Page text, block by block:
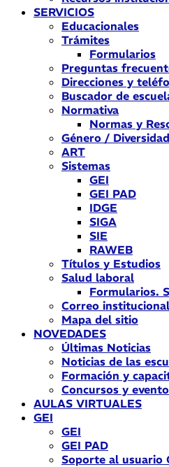
SERVICIOS
Educacionales
Trámites
Formularios
Preguntas
Direcciones y
Buscador de
Normativa
Normas y
Género / Diversidad
ART
Sistemas
GEI
GEI PAD
IDGE
SIGA
SIE
RAWEB
Títulos y Estudios
Salud laboral
Formularios.
Correo institucional
Mapa del sitio
NOVEDADES
Últimas Noticias
Noticias de las
Formación y
Concursos y
AULAS VIRTUALES
GEI
GEI
GEI PAD
Soporte al usuario